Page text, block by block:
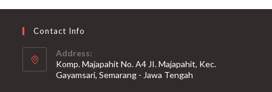
Contact Info
Address:
Komp. Majapahit No. A4 JI. Majapahit, Kec.
Gayamsari, Semarang - Jawa Tengah